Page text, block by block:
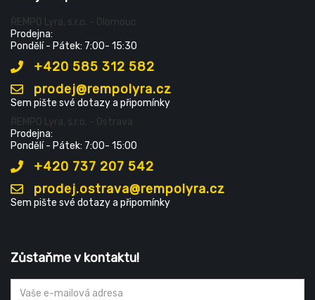
ŘEMPO Lyra, s.r.o. - Olomouc
Prodejna:
Pondělí - Pátek: 7:00- 15:30
+420 585 312 582
prodej@rempolyra.cz
Sem pište své dotazy a připomínky
ŘEMPO Lyra, s.r.o. - Ostrava
Prodejna:
Pondělí - Pátek: 7:00- 15:00
+420 737 207 542
prodej.ostrava@rempolyra.cz
Sem pište své dotazy a připomínky
Zůstaňme v kontaktu!